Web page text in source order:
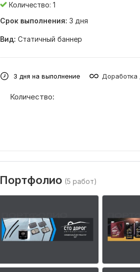
Количество: 1
Срок выполнения: 3 дня
Вид: Статичный баннер
3 дня на выполнение Доработка
Количество:
Портфолио (5 работ)